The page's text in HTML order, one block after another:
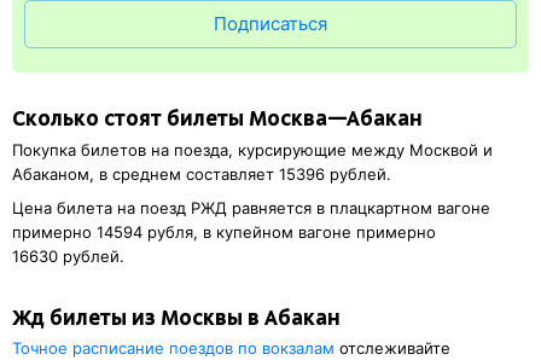
Подписаться
Сколько стоят билеты Москва—Абакан
Покупка билетов на поезда, курсирующие между Москвой и
Абаканом, в среднем составляет 15396 рублей.
Цена билета на поезд РЖД равняется в плацкартном вагоне
примерно 14594 рубля, в купейном вагоне примерно
16630 рублей.
Жд билеты из Москвы в Абакан
Точное расписание поездов по вокзалам отслеживайте